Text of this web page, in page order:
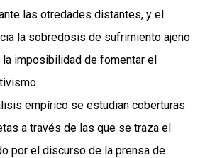
las otredades distantes, y el
la sobredosis de sufrimiento ajeno
imposibilidad de fomentar el
empírico se estudian coberturas
a través de las que se traza el
por el discurso de la prensa de